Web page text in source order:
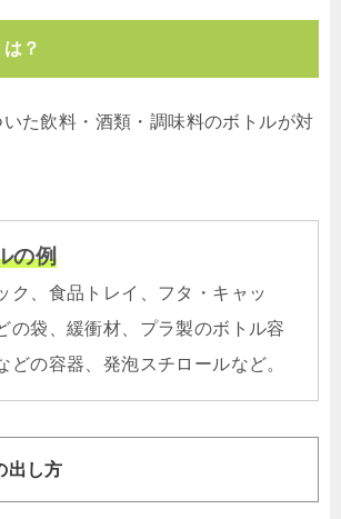
？
た飲料・酒類・調味料のボトルが対
の例
ク、食品トレイ、フタ・キャッ
の袋、緩衝材、プラ製のボトル容
どの容器、発泡スチロールなど。
出し方